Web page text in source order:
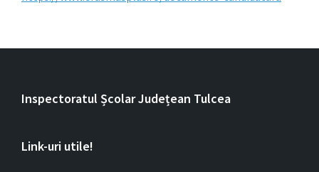
Inspectoratul Școlar Județean Tulcea
Link-uri utile!